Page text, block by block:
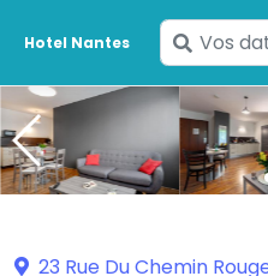
Hotel Nantes
vos
dates
23 Rue Du Chemin